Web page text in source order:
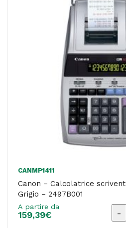
CANMP1411
Canon – Calcolatrice
Grigio – 2497B001
A partire da
159,39€